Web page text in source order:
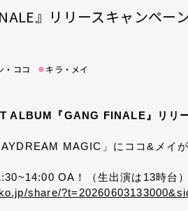
』リリースキャンペー
・ココ キラ・メイ
ALBUM『GANG FINALE』リリ
MAGIC」にココ&メイが
OA！（生出演は13時台）
share/